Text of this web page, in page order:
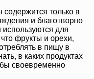
содержится только в
и благотворно
для
фрукты и орехи,
в пищу в
в каких продуктах
своевременно